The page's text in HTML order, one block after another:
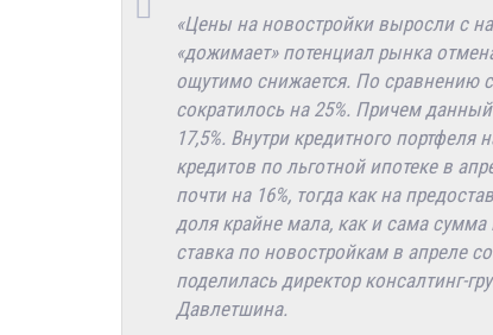
«Цены на новостройки выросли с
«дожимает» потенциал рынка
ощутимо снижается. По
сократилось на 25%. Причем
17,5%. Внутри кредитного
кредитов по льготной ипотеке в
почти на 16%, тогда как на
доля крайне мала, как и сама сумма
ставка по новостройкам в апреле
поделилась директор консалтинг-
Давлетшина.